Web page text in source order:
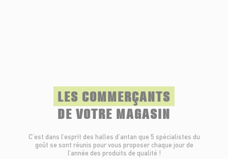
LES COMMERÇANTS
DE VOTRE MAGASIN
C’est dans l’esprit des halles d’antan que 5 spécialistes du
goût se sont réunis pour vous proposer chaque jour de
l’année des produits de qualité !